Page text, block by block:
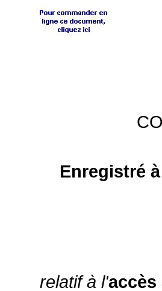
Enregistré
relatif à l'